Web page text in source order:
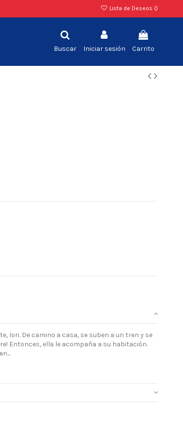
Lista de Deseos ()
Buscar Iniciar sesión Carrito
Iori. De camino a casa, se suben a un tren y se
Entonces, ella le acompaña a su habitación.